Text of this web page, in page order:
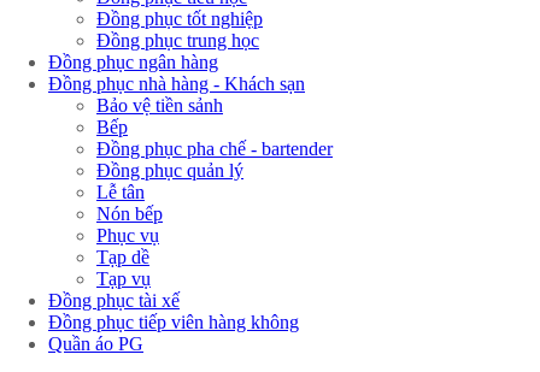
Đồng phục tốt nghiệp
Đồng phục trung học
Đồng phục ngân hàng
Đồng phục nhà hàng - Khách sạn
Bảo vệ tiền sảnh
Bếp
Đồng phục pha chế - bartender
Đồng phục quản lý
Lễ tân
Nón bếp
Phục vụ
Tạp dề
Tạp vụ
Đồng phục tài xế
Đồng phục tiếp viên hàng không
Quần áo PG